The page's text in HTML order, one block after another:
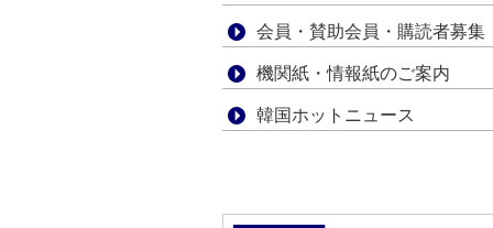
会員・賛助会員・購読者募集
機関紙・情報紙のご案内
韓国ホットニュース